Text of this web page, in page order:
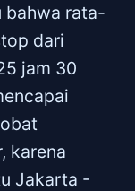
bahwa rata-
dari
jam 30
karena
Jakarta -